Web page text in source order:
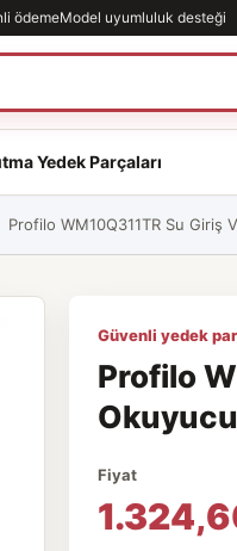
ödemeModel uyumluluk desteği
Yedek Parçaları
Profilo WM10Q311TR Su Giriş
Güvenli yedek
Profilo
Fiyat